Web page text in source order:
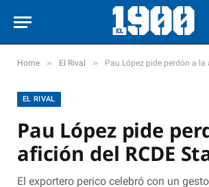
Home » El Rival » Pau López pide perdón a la
EL RIVAL
Pau López pide
afición del RCDE
El exportero perico celebró con un